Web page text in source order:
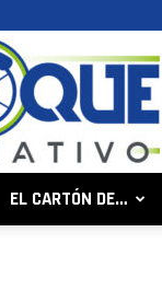
EL CARTÓN DE…